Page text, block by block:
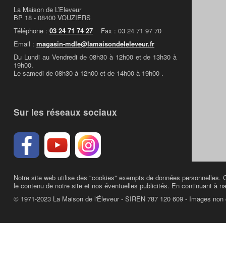
La Maison de L’Eleveur
BP 18 - 08400 VOUZIERS
Téléphone : 03 24 71 74 27 Fax : 03 24 71 97 70
Email : magasin-mdle@lamaisondeleleveur.fr
Du Lundi au Vendredi de 08h30 à 12h00 et de 13h30 à
19h00.
Le samedi de 08h30 à 12h00 et de 14h00 à 19h00 .
Sur les réseaux sociaux
Notre site web utilise des "cookies" exempts de données
le contenu de notre site et nos éventuelles publicités. En continuant à
© 1971-2023 La Maison de l'Éleveur - SIREN 787 120 609 - Images